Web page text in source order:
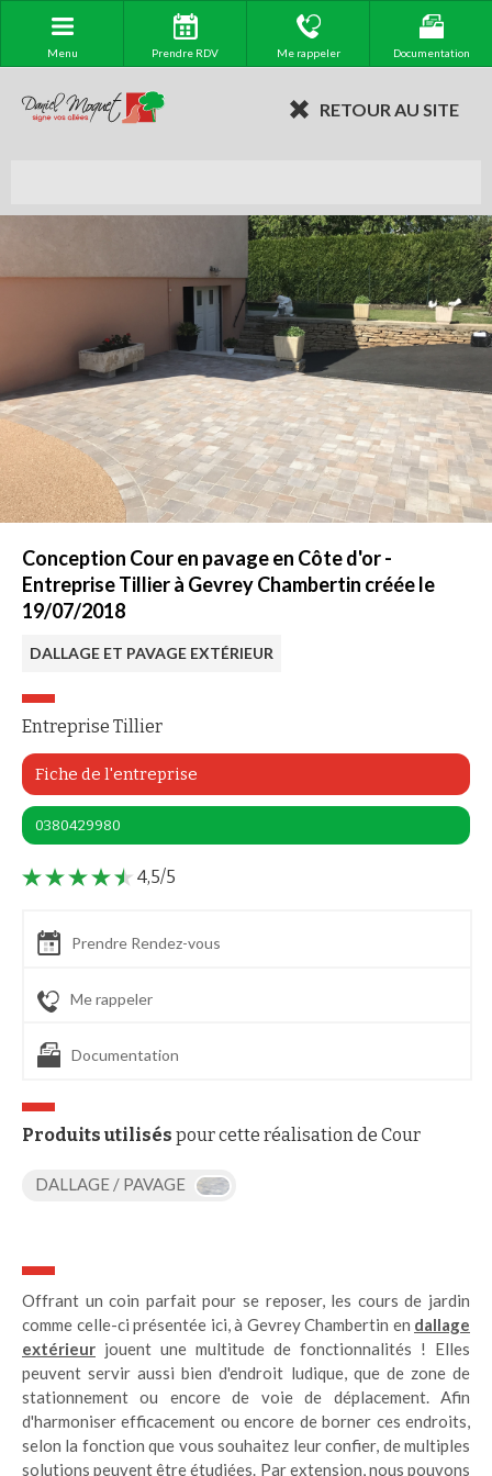
Menu Prendre RDV Me rappeler Documentation
RETOUR AU SITE
Conception Cour en pavage en Côte d'or -
Entreprise Tillier à Gevrey Chambertin créée le
19/07/2018
DALLAGE ET PAVAGE EXTÉRIEUR
Entreprise Tillier
Fiche de l'entreprise
0380429980
4,5/5
Prendre Rendez-vous
Me rappeler
Documentation
Produits utilisés pour cette réalisation de Cour
DALLAGE / PAVAGE
Offrant un coin parfait pour se reposer, les cours de jardin
comme celle-ci présentée ici, à Gevrey Chambertin en dallage
extérieur jouent une multitude de fonctionnalités ! Elles
peuvent servir aussi bien d'endroit ludique, que de zone de
stationnement ou encore de voie de déplacement. Afin
d'harmoniser efficacement ou encore de borner ces endroits,
selon la fonction que vous souhaitez leur confier, de multiples
solutions peuvent être étudiées. Par extension, nous pouvons